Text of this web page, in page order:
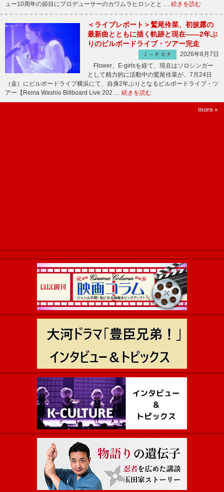
ュー10周年の節目にプロデューサーのカワムラヒロシとと … 続きを読む
＜ライブレポート＞鷲尾伶菜、初披露の
最新曲とともに描く軌跡と現在――2年ぶ
りのビルボードライブ・ツアー完走
Ｊ－ＰＯＰ
2026年8月7日
Flower、E-girlsを経て、現在はソロシンガー
として精力的に活動中の鷲尾伶菜が、7月24日
（金）にビルボードライブ横浜にて、自身2年ぶりとなるビルボードライブ・ツ
アー【Reina Washio Billboard Live 202 … 続きを読む
more »